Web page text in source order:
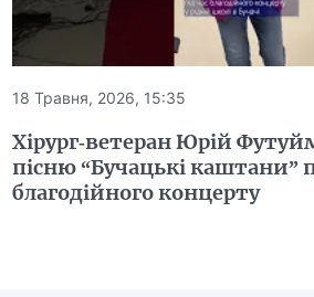
18 Травня, 2026, 15:35
Хірург-ветеран Юрій
пісню “Бучацькі каштани”
благодійного концерту